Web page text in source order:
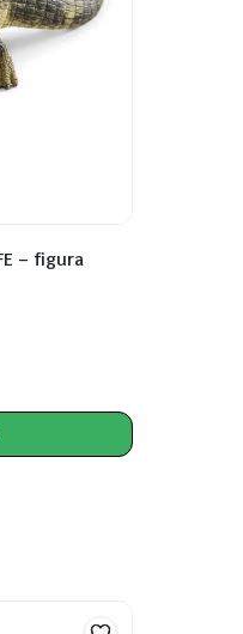
– figura